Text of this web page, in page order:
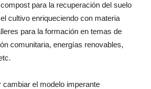
para la recuperación del suelo
cultivo enriqueciendo con materia
para la formación en temas de
comunitaria, energías renovables,
cambiar el modelo imperante